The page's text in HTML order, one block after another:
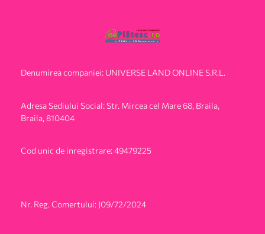
Denumirea companiei: UNIVERSE LAND ONLINE S.R.L.
Adresa Sediului Social: Str. Mircea cel Mare 68, Braila,
Braila, 810404
Cod unic de inregistrare: 49479225
Nr. Reg. Comertului: J09/72/2024